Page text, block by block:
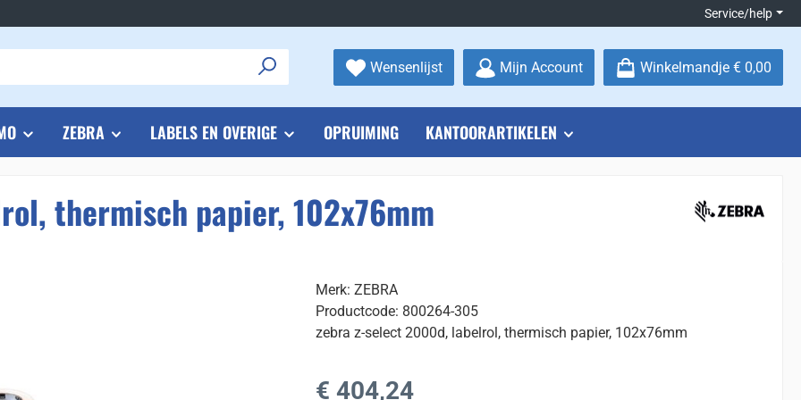
Service/help
WensenlijstJe hebt 0 items op je verlanglijstje
Mijn Account Winkelmandje € 0,00
ZEBRA LABELS EN OVERIGE OPRUIMING KANTOORARTIKELEN
thermisch papier, 102x76mm
Merk: ZEBRA
Productcode: 800264-305
zebra z-select 2000d, labelrol, thermisch papier, 102x76mm
Normale prijs:
€ 404,24